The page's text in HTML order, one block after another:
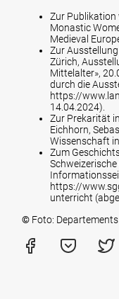
Zur Publikation
Monastic
Medieval
Zur
Zürich,
Mittelalter»,
durch die
https://
14.04.2024).
Zur Prekarität
Eichhorn,
Wissenschaft
Zum
https://
unterricht
© Foto: